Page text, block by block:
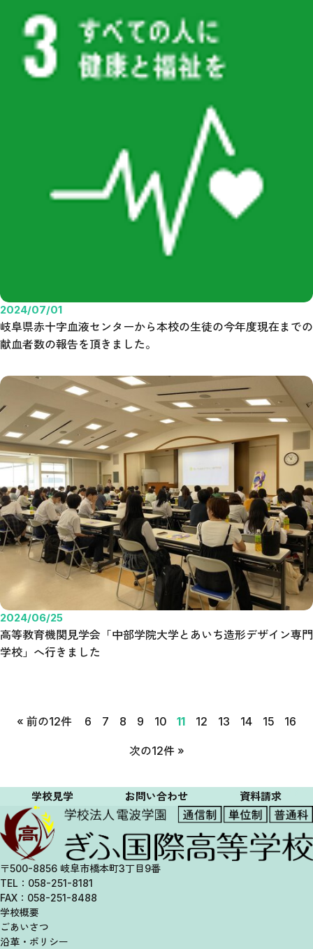
2024/07/01
岐阜県赤十字血液センターから本校の生徒の今年度現在までの
献血者数の報告を頂きました。
2024/06/25
高等教育機関見学会「中部学院大学とあいち造形デザイン専門
学校」へ行きました
« 前の12件 6 7 8 9 10 11 12 13 14 15 16
次の12件 »
学校見学 お問い合わせ 資料請求
〒500-8856 岐阜市橋本町3丁目9番
TEL：058-251-8181
FAX：058-251-8488
学校概要
ごあいさつ
沿革・ポリシー